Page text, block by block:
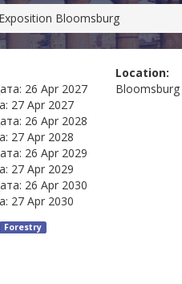
Bloomsburg
26 Apr 2027
27 Apr 2027
26 Apr 2028
27 Apr 2028
26 Apr 2029
27 Apr 2029
26 Apr 2030
27 Apr 2030
Location:
Bloomsburg
Forestry